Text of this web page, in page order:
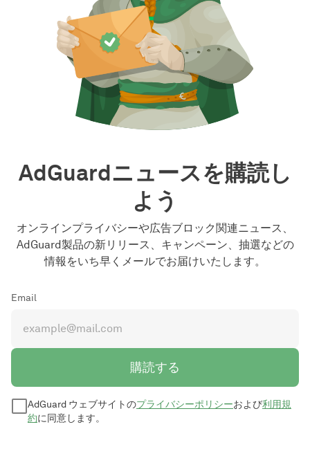
AdGuardニュースを購読し
よう
オンラインプライバシーや広告ブロック関連ニュース、
AdGuard製品の新リリース、キャンペーン、抽選などの
情報をいち早くメールでお届けいたします。
Email
購読する
AdGuard ウェブサイトのプライバシーポリシーおよび利用規
約に同意します。